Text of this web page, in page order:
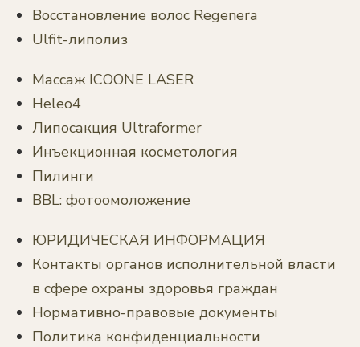
Восстановление волос Regenera
Ulfit-липолиз
Массаж ICOONE LASER
Heleo4
Липосакция Ultraformer
Инъекционная косметология
Пилинги
BBL: фотоомоложение
ЮРИДИЧЕСКАЯ ИНФОРМАЦИЯ
Контакты органов исполнительной власти
в сфере охраны здоровья граждан
Нормативно-правовые документы
Политика конфиденциальности